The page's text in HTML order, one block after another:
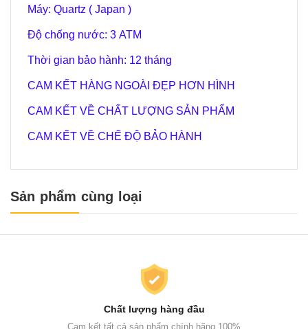
Máy: Quartz ( Japan )
Độ chống nước: 3 ATM
Thời gian bảo hành: 12 tháng
CAM KẾT HÀNG NGOÀI ĐẸP HƠN HÌNH
CAM KẾT VỀ CHẤT LƯỢNG SẢN PHẨM
CAM KẾT VỀ CHẾ ĐỘ BẢO HÀNH
Sản phẩm cùng loại
Chất lượng hàng đầu
Cam kết tất cả sản phẩm chính hãng 100%